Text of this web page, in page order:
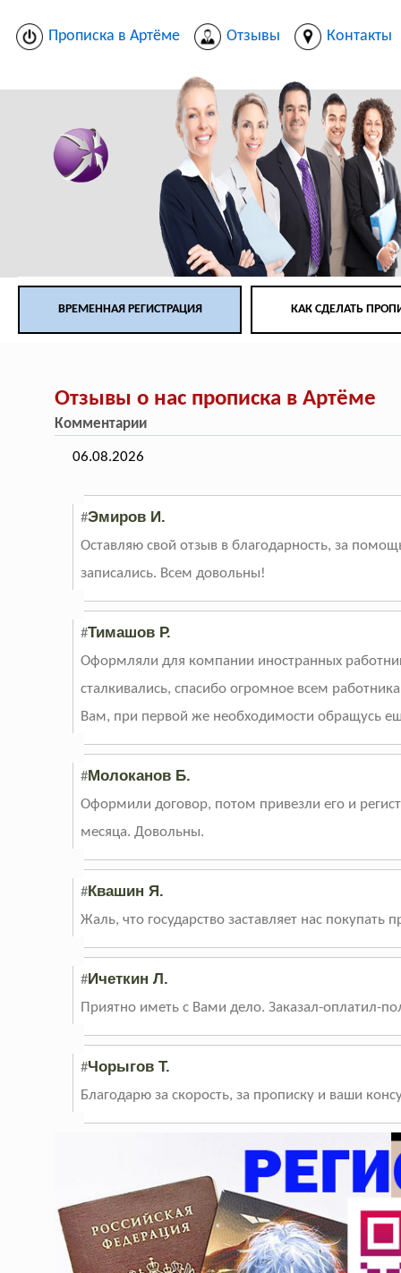
Прописка в Артёме Отзывы Контакты
ВРЕМЕННАЯ РЕГИСТРАЦИЯ КАК СДЕЛАТЬ
Отзывы о нас прописка в Артёме
Комментарии
06.08.2026
#Эмиров И.
Оставляю свой отзыв в благодарность, за
записались. Всем довольны!
#Тимашов Р.
Оформляли для компании иностранных
сталкивались, спасибо огромное всем
Вам, при первой же необходимости обращусь
#Молоканов Б.
Оформили договор, потом привезли его и
месяца. Довольны.
#Квашин Я.
Жаль, что государство заставляет нас
#Ичеткин Л.
Приятно иметь с Вами дело. Заказал-оплатил-
#Чорыгов Т.
Благодарю за скорость, за прописку и ваши